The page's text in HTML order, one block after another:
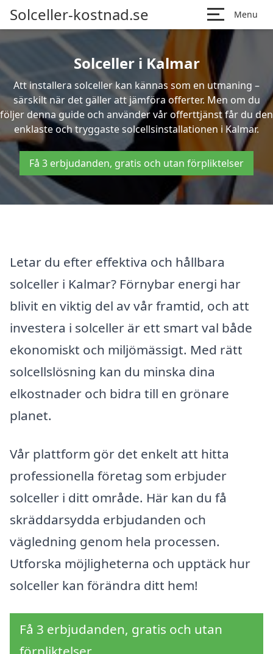
Solceller-kostnad.se Menu
Solceller i Kalmar
Att installera solceller kan kännas som en utmaning –
särskilt när det gäller att jämföra offerter. Men om du
följer denna guide och använder vår offerttjänst får du den
enklaste och tryggaste solcellsinstallationen i Kalmar.
Få 3 erbjudanden, gratis och utan förpliktelser
Letar du efter effektiva och hållbara
solceller i Kalmar? Förnybar energi har
blivit en viktig del av vår framtid, och att
investera i solceller är ett smart val både
ekonomiskt och miljömässigt. Med rätt
solcellslösning kan du minska dina
elkostnader och bidra till en grönare
planet.
Vår plattform gör det enkelt att hitta
professionella företag som erbjuder
solceller i ditt område. Här kan du få
skräddarsydda erbjudanden och
vägledning genom hela processen.
Utforska möjligheterna och upptäck hur
solceller kan förändra ditt hem!
Få 3 erbjudanden, gratis och utan